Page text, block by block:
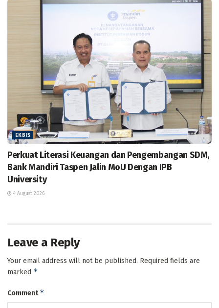
EKBIS
Perkuat Literasi Keuangan dan Pengembangan SDM,
Bank Mandiri Taspen Jalin MoU Dengan IPB
University
4 August 2026
Leave a Reply
Your email address will not be published. Required fields are
marked *
Comment*